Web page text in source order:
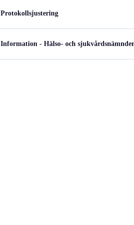
Protokollsjustering
Information - Hälso- och